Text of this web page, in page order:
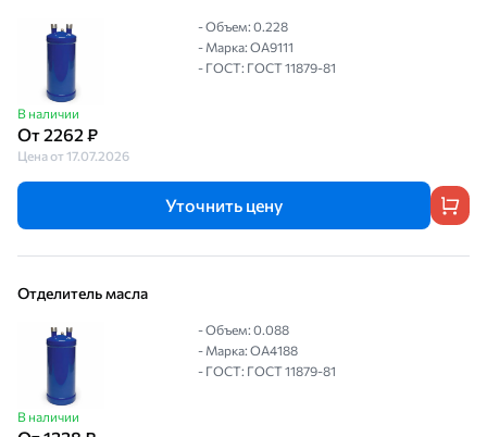
В наличии
От 2262 ₽
Цена от 17.07.2026
- Объем: 0.228
- Марка: OA9111
- ГОСТ: ГОСТ 11879-81
Уточнить цену
Отделитель масла
В наличии
- Объем: 0.088
- Марка: OA4188
- ГОСТ: ГОСТ 11879-81